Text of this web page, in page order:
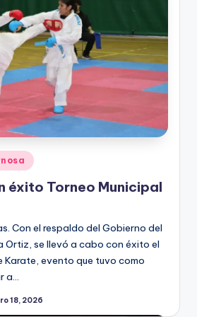
éxito Torneo Municipal
Con el respaldo del Gobierno del
Ortiz, se llevó a cabo con éxito el
Karate, evento que tuvo como
a…
18, 2026